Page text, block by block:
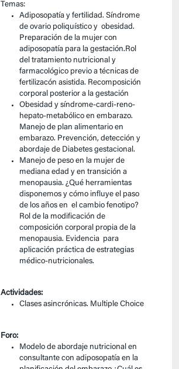
Temas:
Adiposopatía y fertilidad. Síndrome
de ovario poliquístico y obesidad.
Preparación de la mujer con
adiposopatía para la gestación.Rol
del tratamiento nutricional y
farmacológico previo a técnicas de
fertilizacón asistida. Recomposición
corporal posterior a la gestación
Obesidad y síndrome-cardi-reno-
hepato-metabólico en embarazo.
Manejo de plan alimentario en
embarazo. Prevención, detección y
abordaje de Diabetes gestacional.
Manejo de peso en la mujer de
mediana edad y en transición a
menopausia. ¿Qué herramientas
disponemos y cómo influye el paso
de los años en el cambio fenotipo?
Rol de la modificación de
composición corporal propia de la
menopausia. Evidencia para
aplicación práctica de estrategias
médico-nutricionales.
Actividades:
Clases asincrónicas. Multiple Choice
Foro:
Modelo de abordaje nutricional en
consultante con adiposopatía en la